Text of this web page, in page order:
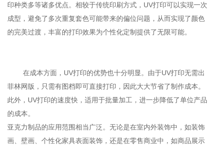
印种类多等诸多优点。相较于传统印刷方式，UV打印可以实现一次
成型，避免了多次重复套色可能带来的偏位问题，从而实现了颜色
的完美过渡，丰富的打印效果为个性化定制提供了无限可能。
在成本方面，UV打印的优势也十分明显。由于UV打印无需出
菲林网版，只需有图档即可直接打印，因此大大节省了制作成本。
此外，UV打印的速度快，适用于批量加工，进一步降低了单位产品
的成本。
亚克力制品的应用范围相当广泛。无论是在室内外装饰中，如装饰
画、壁画、个性化家具表面装饰，还是在零售商业中，如商品展示